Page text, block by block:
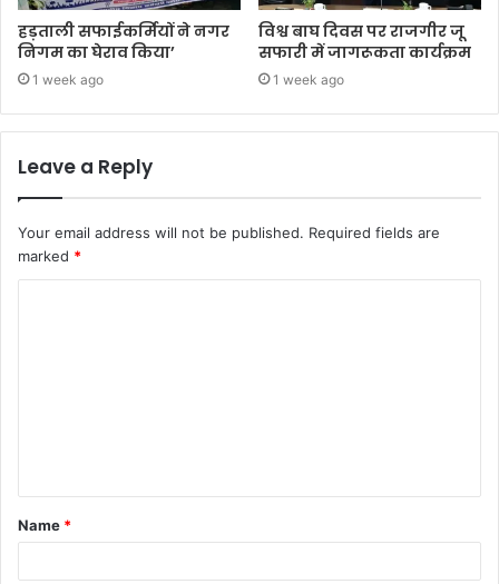
हड़ताली सफाईकर्मियों ने नगर
निगम का घेराव किया’
1 week ago
विश्व बाघ दिवस पर राजगीर जू
सफारी में जागरूकता कार्यक्रम
1 week ago
Leave a Reply
Your email address will not be published. Required fields are
marked *
Name *